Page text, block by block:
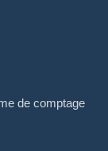
de comptage